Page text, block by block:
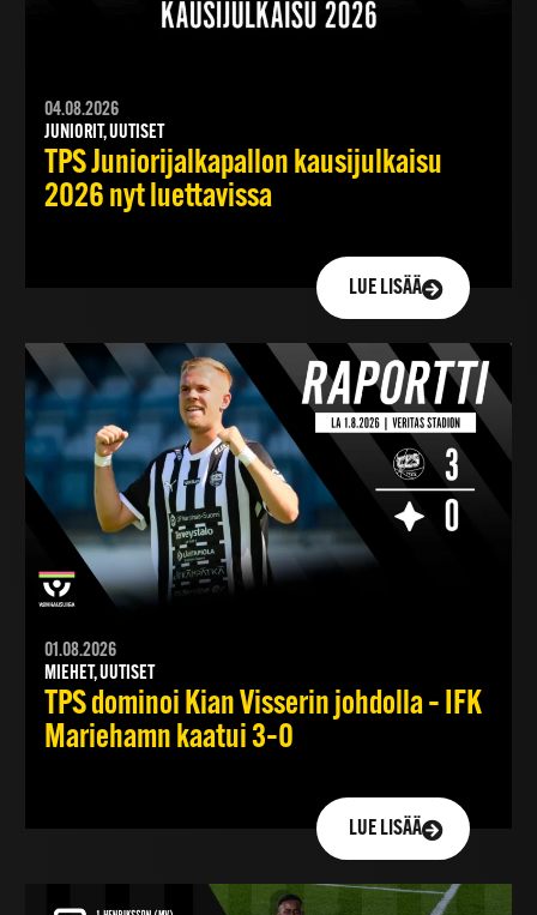
04.08.2026
JUNIORIT, UUTISET
TPS Juniorijalkapallon kausijulkaisu
2026 nyt luettavissa
LUE LISÄÄ
01.08.2026
MIEHET, UUTISET
TPS dominoi Kian Visserin johdolla – IFK
Mariehamn kaatui 3–0
LUE LISÄÄ